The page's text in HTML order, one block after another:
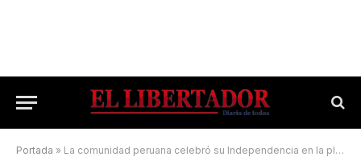
Portada » La comunidad peruana celebró su Independencia en la plaza 25 de Mayo